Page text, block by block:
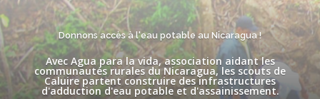
Donnons accès à l'eau potable au Nicaragua !
Avec Agua para la vida, association aidant les
communautés rurales du Nicaragua, les scouts de
Caluire partent construire des infrastructures
d'adduction d'eau potable et d'assainissement.